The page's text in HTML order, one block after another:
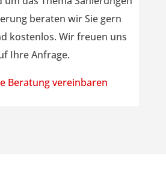
beraten wir Sie gern
kostenlos. Wir freuen uns
Ihre Anfrage.
Beratung vereinbaren